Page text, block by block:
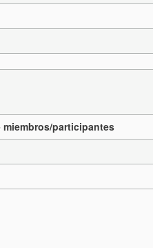
miembros/participantes